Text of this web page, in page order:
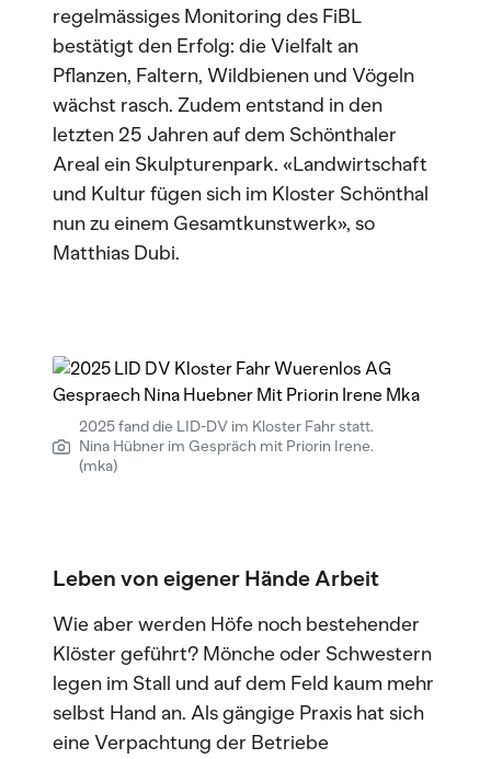
regelmässiges Monitoring des FiBL
bestätigt den Erfolg: die Vielfalt an
Pflanzen, Faltern, Wildbienen und Vögeln
wächst rasch. Zudem entstand in den
letzten 25 Jahren auf dem Schönthaler
Areal ein Skulpturenpark. «Landwirtschaft
und Kultur fügen sich im Kloster Schönthal
nun zu einem Gesamtkunstwerk», so
Matthias Dubi.
2025 fand die LID-DV im Kloster Fahr statt.
Nina Hübner im Gespräch mit Priorin Irene.
(mka)
Leben von eigener Hände Arbeit
Wie aber werden Höfe noch bestehender
Klöster geführt? Mönche oder Schwestern
legen im Stall und auf dem Feld kaum mehr
selbst Hand an. Als gängige Praxis hat sich
eine Verpachtung der Betriebe